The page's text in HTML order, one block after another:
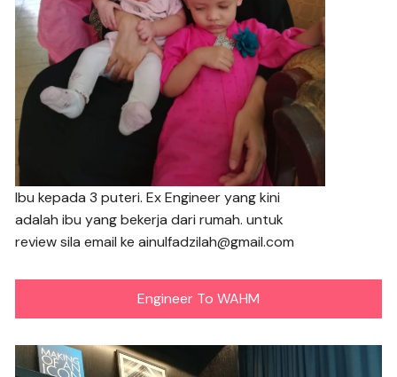
Ibu kepada 3 puteri. Ex Engineer yang kini
adalah ibu yang bekerja dari rumah. untuk
review sila email ke ainulfadzilah@gmail.com
Engineer To WAHM